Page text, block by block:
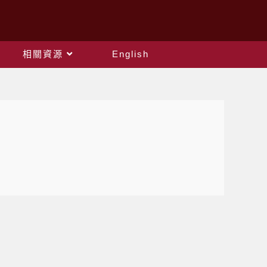
相關資源 English